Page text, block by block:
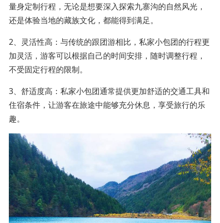
量身定制行程，无论是想要深入探索九寨沟的自然风光，
还是体验当地的藏族文化，都能得到满足。
2、灵活性高：与传统的跟团游相比，私家小包团的行程更
加灵活，游客可以根据自己的时间安排，随时调整行程，
不受固定行程的限制。
3、舒适度高：私家小包团通常提供更加舒适的交通工具和
住宿条件，让游客在旅途中能够充分休息，享受旅行的乐
趣。